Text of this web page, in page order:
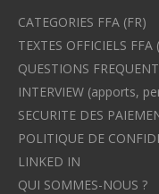
CATEGORIES FFA (FR)
TEXTES OFFICIELS FFA
QUESTIONS
INTERVIEW (apports,
SECURITE DES
POLITIQUE DE
LINKED IN
QUI SOMMES-NOUS ?